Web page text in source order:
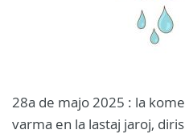
28a de majo 2025 : la
varma en la lastaj jaroj,